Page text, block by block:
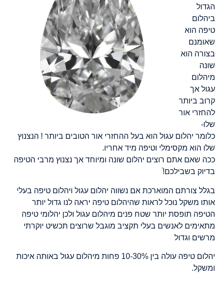
הגדול
ביהלום
טיפה הוא
שאומנם
בצורה הוא
שונה
מיהלום
עגול אך
קרוב ביותר
להחזרי אור
שלו-
כלומר יהלום עגול הוא בעל ההחזרי אור הטובים ביותר ! הנצנוץ
שלו הוא מקסימלי וטיפה מיד אחריו.
ככה שאם אתם רוצים יהלום שונה ומיוחד אך נצנוץ מרבי הטיפה
בדיוק בשבילכם!ֿ
בגלל צורתם המוארכת אם נשווה יהלום עגול ויהלום טיפה בעלי
אותו משקל נוכל לראות שהיהלום טיפה יראה לנו גדול יותר
הטיפה תופסת יותר שטח פנים מיהלום עגול ולכן יהלומי טיפה
מתאימים לאנשים בעלי תקציב מוגבל שרוצים תכשיט יוקרתי
מרשים וגדול
יהלום טיפה עולה בין 10-30% פחות מיהלום עגול באותה איכות
ומשקל.